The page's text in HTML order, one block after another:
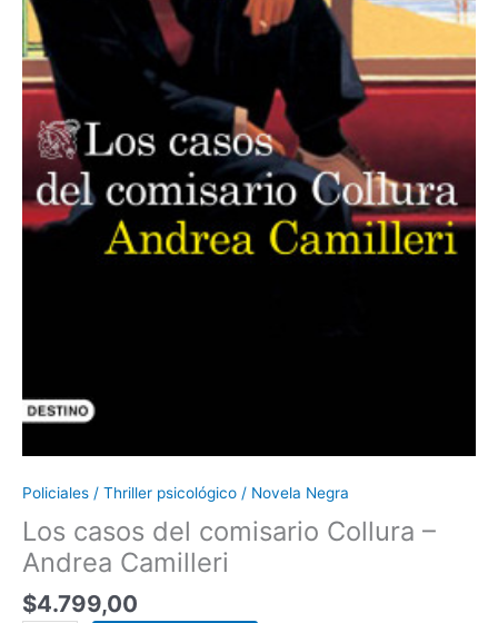
Policiales / Thriller psicológico / Novela Negra
Los casos del comisario Collura –
Andrea Camilleri
$4.799,00